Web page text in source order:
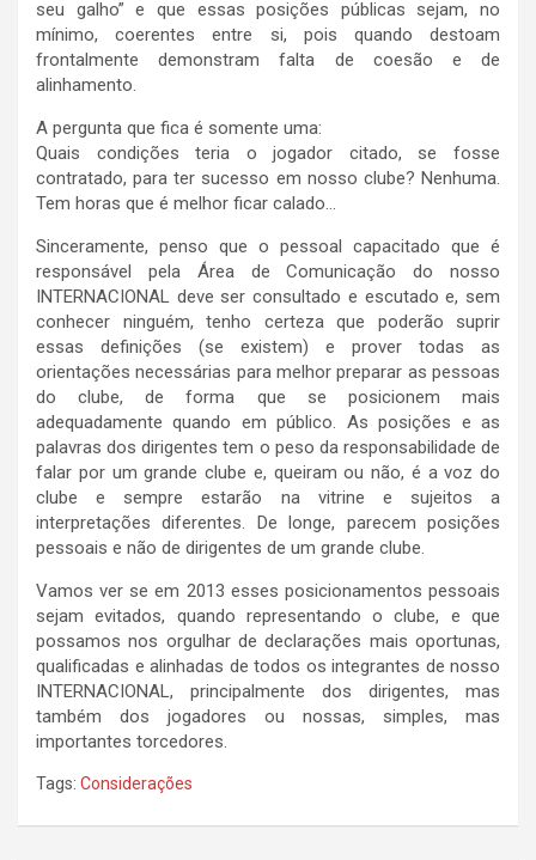
seu galho” e que essas posições públicas sejam, no
mínimo, coerentes entre si, pois quando destoam
frontalmente demonstram falta de coesão e de
alinhamento.
A pergunta que fica é somente uma:
Quais condições teria o jogador citado, se fosse
contratado, para ter sucesso em nosso clube? Nenhuma.
Tem horas que é melhor ficar calado…
Sinceramente, penso que o pessoal capacitado que é
responsável pela Área de Comunicação do nosso
INTERNACIONAL deve ser consultado e escutado e, sem
conhecer ninguém, tenho certeza que poderão suprir
essas definições (se existem) e prover todas as
orientações necessárias para melhor preparar as pessoas
do clube, de forma que se posicionem mais
adequadamente quando em público. As posições e as
palavras dos dirigentes tem o peso da responsabilidade de
falar por um grande clube e, queiram ou não, é a voz do
clube e sempre estarão na vitrine e sujeitos a
interpretações diferentes. De longe, parecem posições
pessoais e não de dirigentes de um grande clube.
Vamos ver se em 2013 esses posicionamentos pessoais
sejam evitados, quando representando o clube, e que
possamos nos orgulhar de declarações mais oportunas,
qualificadas e alinhadas de todos os integrantes de nosso
INTERNACIONAL, principalmente dos dirigentes, mas
também dos jogadores ou nossas, simples, mas
importantes torcedores.
Tags: Considerações